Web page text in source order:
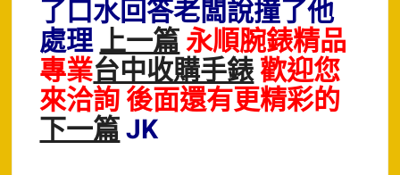
了口水回答老闆說撞了他
處理上一篇永順腕錶精品
專業台中收購手錶歡迎您
來洽詢 後面還有更精彩的
下一篇JK